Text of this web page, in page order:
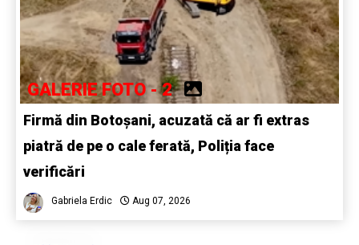
GALERIE FOTO - 2
Firmă din Botoșani, acuzată că ar fi extras
piatră de pe o cale ferată, Poliția face
verificări
Gabriela Erdic Aug 07, 2026